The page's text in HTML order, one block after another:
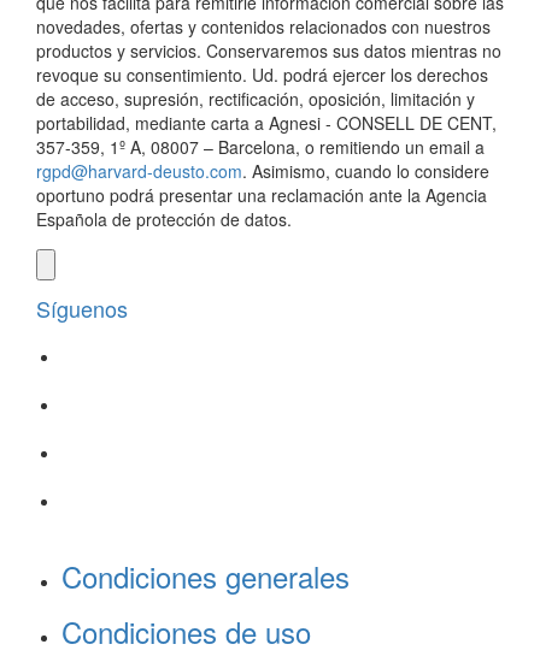
novedades, ofertas y contenidos relacionados con nuestros
productos y servicios. Conservaremos sus datos mientras no
revoque su consentimiento. Ud. podrá ejercer los derechos
de acceso, supresión, rectificación, oposición, limitación y
portabilidad, mediante carta a Agnesi - CONSELL DE CENT,
357-359, 1º A, 08007 – Barcelona, o remitiendo un email a
rgpd@harvard-deusto.com. Asimismo, cuando lo considere
oportuno podrá presentar una reclamación ante la Agencia
Española de protección de datos.
Síguenos
Condiciones generales
Condiciones de uso